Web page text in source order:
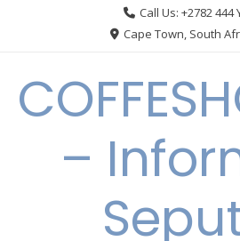
Call Us: +2782 444
Cape Town, South
–